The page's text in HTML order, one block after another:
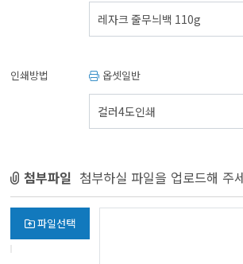
인쇄방법 옵셋일반
첨부파일 첨부하실 파일을 업로드해 주
파일선택